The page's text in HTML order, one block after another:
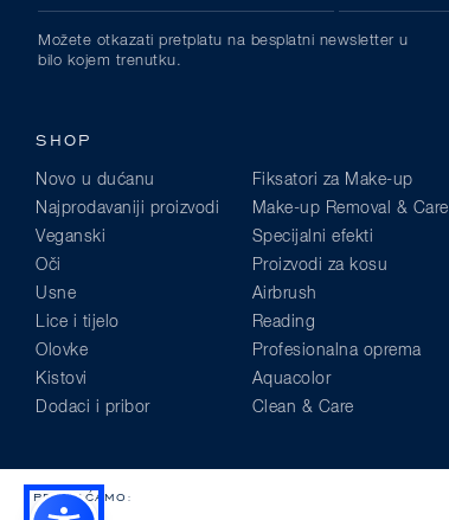
Možete otkazati pretplatu na besplatni newsletter u
bilo kojem trenutku.
SHOP
Novo u dućanu
Najprodavaniji proizvodi
Veganski
Oči
Usne
Lice i tijelo
Olovke
Kistovi
Dodaci i pribor
Fiksatori za Make-up
Make-up Removal & Care
Specijalni efekti
Proizvodi za kosu
Airbrush
Reading
Profesionalna oprema
Aquacolor
Clean & Care
PRIHVAĆAMO: